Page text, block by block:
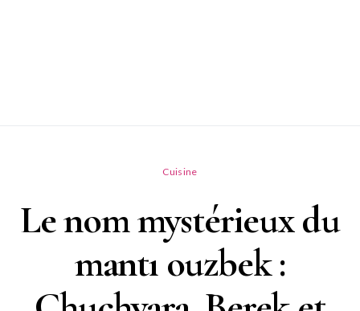
Cuisine
Le nom mystérieux du
mantı ouzbek :